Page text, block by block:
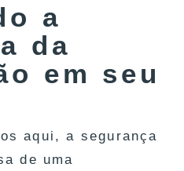
a
da
em seu
aqui, a segurança
de uma